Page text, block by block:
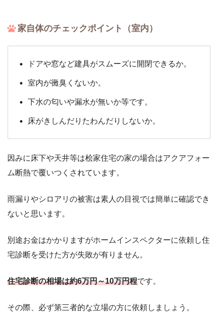
家自体のチェックポイント（室内）
ドアや窓など建具がスムーズに開閉できるか。
室内が黴臭くないか。
下水の匂いや漏水が無いか等です。
床がきしんだりたわんだりしないか。
因みに床下や天井等は桧家住宅の家の場合はアクアフォー
ム断熱で覆いつくされています。
雨漏りやシロアリの被害は素人の目視では簡単に確認でき
ないと思います。
別途お金はかかりますがホームインスペクターに依頼し住
宅診断を受けた方が失敗が有りません。
住宅診断の相場は約6万円～10万円程です。
その際、必ず第三者的な立場の方に依頼しましょう。